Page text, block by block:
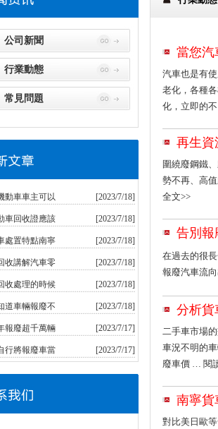
公司新聞
行業動態
常見問題
動車車主可以 [2023/7/18]
車回收證應該 [2023/7/18]
處置特點南寧 [2023/7/18]
收講解汽車零 [2023/7/18]
收處理的時候 [2023/7/18]
道車輛報廢不 [2023/7/18]
報廢超千萬輛 [2023/7/17]
行將報廢車當 [2023/7/17]
當您汽
汽車也是有
老化，各種
化，立即的不
再生資
圍繞廢鋼鐵
勢不再、高
全文>>
告別報
在過去的很
報廢汽車流
分析貨
二手車市場
車況不明的
廢車價 … 閱
南寧貨
對比美日歐